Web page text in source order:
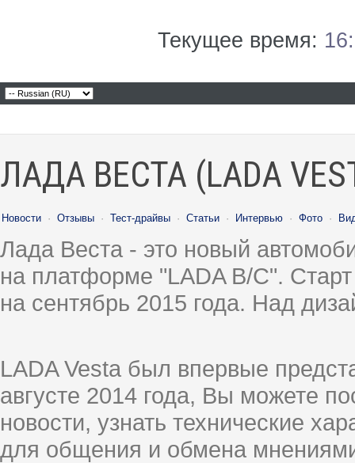
Текущее время:
ЛАДА ВЕСТА (LADA
Новости · Отзывы · Тест-драйвы · Статьи · Интервью · Фото ·
Лада Веста - это новый
на платформе "LADA B/C".
на сентябрь 2015 года. Над
LADA Vesta был впервые
августе 2014 года, Вы можете
новости, узнать технические
для общения и обмена